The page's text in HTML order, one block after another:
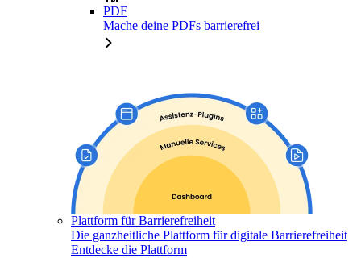
PDF
Mache deine PDFs barrierefrei
Plattform für Barrierefreiheit
Die ganzheitliche Plattform für digitale Barrierefreiheit
Entdecke die Plattform